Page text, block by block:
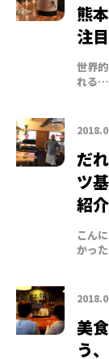
熊
注
世界
れる…
だ
ツ
紹
こん
かっ
美
う